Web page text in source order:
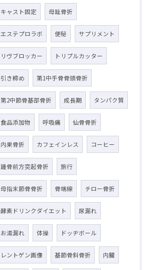
キャスト固定 母趾骨折
エステプロラボ 便秘 サプリメント
リヴブロッカー トリプルカッター
引き締め 第1中手骨骨頭骨折
第2中節骨基部骨折 成長期 タンパク質
食品添加物 呼吸痛 仙骨骨折
内果骨折 カフェインレス コーヒー
踵骨前方突起骨折 旅行
母指末節骨骨折 骨端線 チロー骨折
酵素ドリンクダイエット 尿漏れ
お湯漏れ 体操 ドッヂボール
レントゲン画像 基節骨斜骨折 内臓